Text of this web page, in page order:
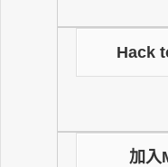
Hack
加入